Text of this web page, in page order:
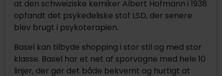
at den schweiziske kemiker Albert Hofmann i 1938
opfandt det psykedeliske stof LSD, der senere
blev brugt i psykoterapien.
Basel kan tilbyde shopping i stor stil og med stor
klasse. Basel har et net af sporvogne med hele 10
linjer, der gør det både bekvemt og hurtigt at